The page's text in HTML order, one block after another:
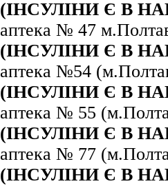
(ІНСУЛІНИ Є В
аптека № 47
(ІНСУЛІНИ Є В
аптека №54
(ІНСУЛІНИ Є В
аптека № 55
(ІНСУЛІНИ Є В
аптека № 77
(ІНСУЛІНИ Є В